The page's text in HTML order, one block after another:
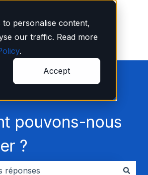
to personalise content,
our traffic. Read more
.
Accept
pouvons-nous
?